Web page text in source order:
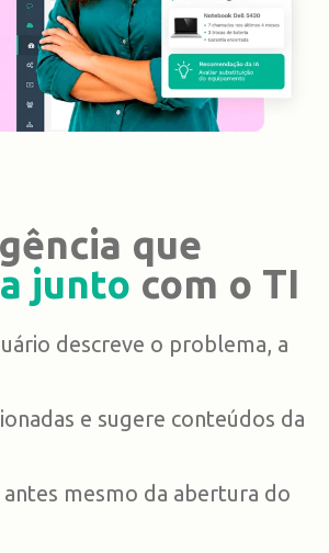
que
junto com o TI
descreve o problema, a
e sugere conteúdos da
mesmo da abertura do